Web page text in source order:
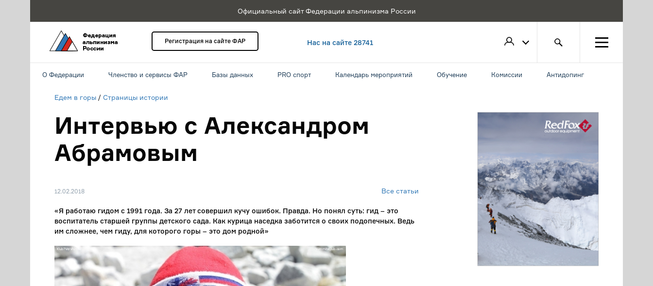
Официальный сайт Федерации альпинизма России
Регистрация на сайте ФАР Нас на сайте 28741
О Федерации Членство и сервисы ФАР Базы данных PRO спорт Календарь мероприятий Обучение Комиссии Антидопинг
Едем в горы / Страницы истории
​Интервью с Александром
Абрамовым
12.02.2018 Все статьи
«Я работаю гидом с 1991 года. За 27 лет совершил кучу ошибок. Правда. Но понял суть: гид – это
воспитатель старшей группы детского сада. Как курица наседка заботится о своих подопечных. Ведь
им сложнее, чем гиду, для которого горы – это дом родной»